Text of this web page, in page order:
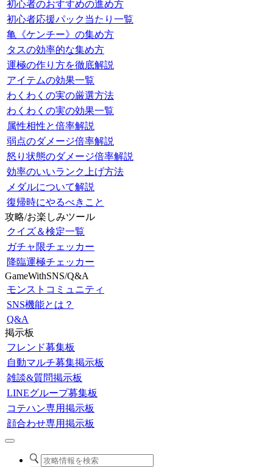
初心者のおすすめの進め方
初心者応援パック当たり一覧
亀《ケンチー》の集め方
タスの効率的な集め方
運極の作り方を徹底解説
アイテムの効果一覧
わくわくの実の厳選方法
わくわくの実の効果一覧
属性相性と倍率解説
弱点のダメージ倍率解説
怒り状態のダメージ倍率解説
効率のいいランク上げ方法
メダルについて解説
復帰時にやるべきこと
攻略/お楽しみツール
クイズ＆検定一覧
ガチャ限チェッカー
降臨運極チェッカー
GameWithSNS/Q&A
モンストコミュニティ
SNS機能とは？
Q&A
掲示板
フレンド募集板
自動マルチ募集掲示板
雑談&質問掲示板
LINEグループ募集板
コテハン専用掲示板
顔合わせ専用掲示板